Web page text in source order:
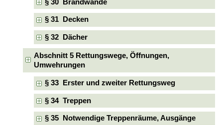
§ 30 Brandwände
§ 31 Decken
§ 32 Dächer
Abschnitt 5 Rettungswege, Öffnungen,
Umwehrungen
§ 33 Erster und zweiter Rettungsweg
§ 34 Treppen
§ 35 Notwendige Treppenräume, Ausgänge